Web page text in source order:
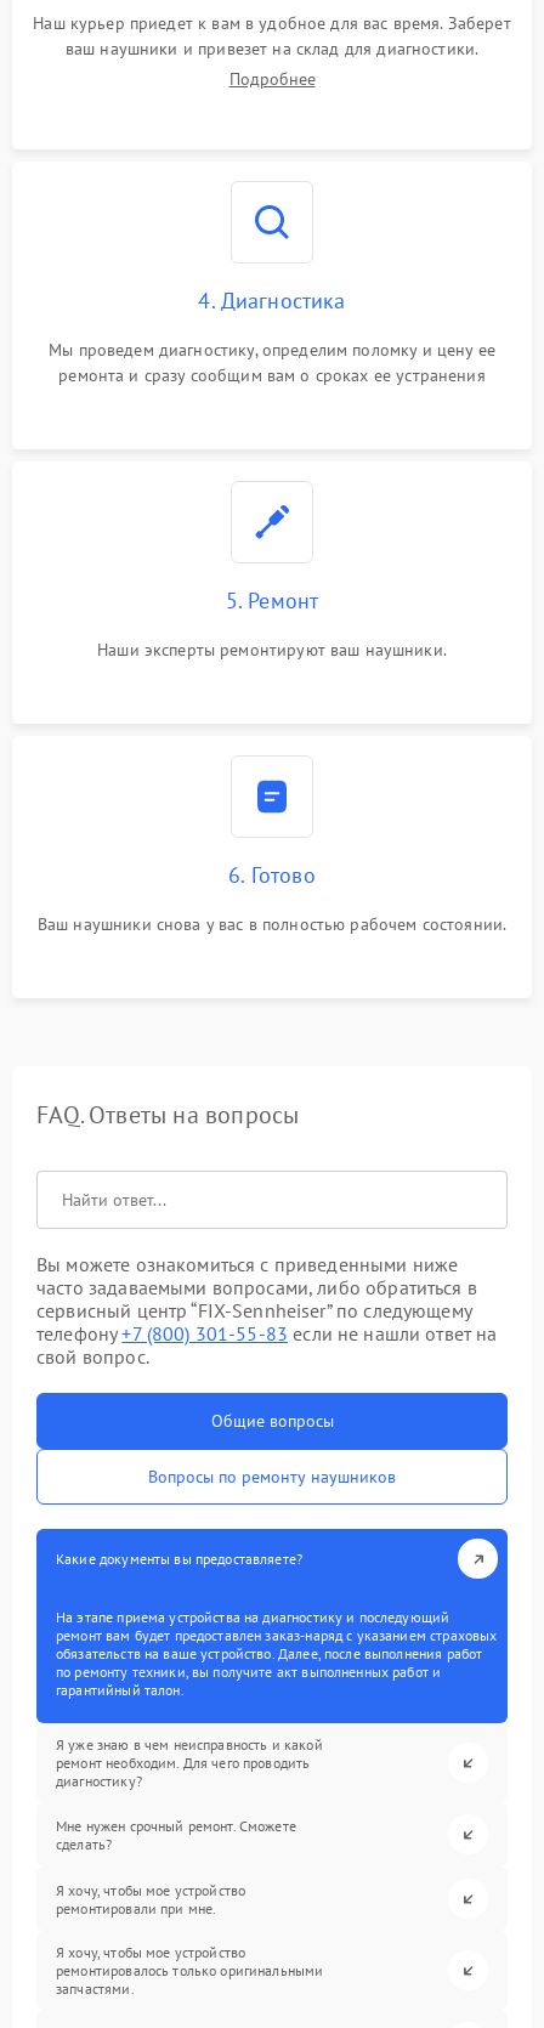
Наш курьер приедет к вам в удобное для вас время. Заберет
ваш наушники и привезет на склад для диагностики.
Подробнее
4. Диагностика
Мы проведем диагностику, определим поломку и цену ее
ремонта и сразу сообщим вам о сроках ее устранения
5. Ремонт
Наши эксперты ремонтируют ваш наушники.
6. Готово
Ваш наушники снова у вас в полностью рабочем состоянии.
FAQ. Ответы на вопросы
Вы можете ознакомиться с приведенными ниже
часто задаваемыми вопросами, либо обратиться в
сервисный центр “FIX-Sennheiser” по следующему
телефону+7 (800) 301-55-83 если не нашли ответ на
свой вопрос.
Общие вопросы
Вопросы по ремонту наушников
Какие документы вы предоставляете?
На этапе приема устройства на диагностику и последующий
ремонт вам будет предоставлен заказ-наряд с указанием страховых
обязательств на ваше устройство. Далее, после выполнения работ
по ремонту техники, вы получите акт выполненных работ и
гарантийный талон.
Я уже знаю в чем неисправность и какой
ремонт необходим. Для чего проводить
диагностику?
Мне нужен срочный ремонт. Сможете
сделать?
Я хочу, чтобы мое устройство
ремонтировали при мне.
Я хочу, чтобы мое устройство
ремонтировалось только оригинальными
запчастями.